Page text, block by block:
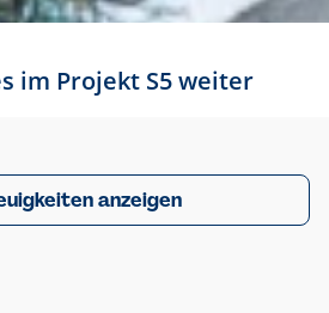
im Projekt S5 weiter
anzeigen